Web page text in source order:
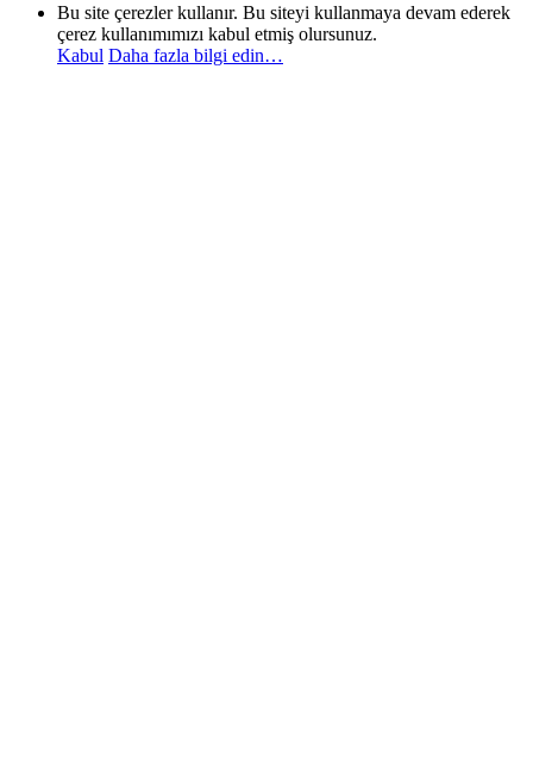
Bu site çerezler kullanır. Bu siteyi kullanmaya devam ederek
çerez kullanımımızı kabul etmiş olursunuz.
Kabul Daha fazla bilgi edin…